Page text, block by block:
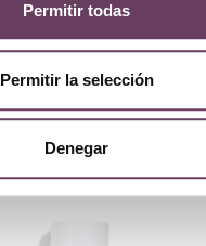
Permitir todas
Permitir la selección
Denegar
Booster 30ml
80.00€